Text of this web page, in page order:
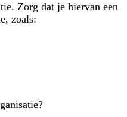
Zorg dat je hiervan een
zoals: